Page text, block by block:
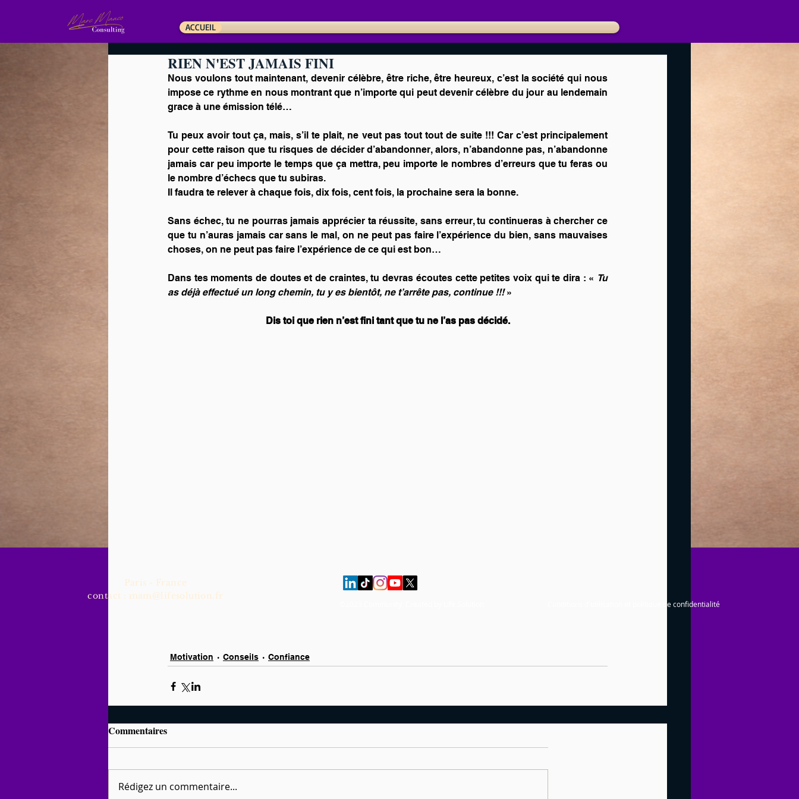
ACCUEIL
RIEN N'EST JAMAIS FINI
Nous voulons tout maintenant, devenir célèbre, être riche, être heureux, c’est la société qui nous
impose ce rythme en nous montrant que n’importe qui peut devenir célèbre du jour au lendemain
grace à une émission télé…
Tu peux avoir tout ça, mais, s’il te plait, ne veut pas tout tout de suite !!! Car c’est principalement
pour cette raison que tu risques de décider d’abandonner, alors, n’abandonne pas, n’abandonne
jamais car peu importe le temps que ça mettra, peu importe le nombres d’erreurs que tu feras ou
le nombre d’échecs que tu subiras.
Il faudra te relever à chaque fois, dix fois, cent fois, la prochaine sera la bonne.
Sans échec, tu ne pourras jamais apprécier ta réussite, sans erreur, tu continueras à chercher ce
que tu n’auras jamais car sans le mal, on ne peut pas faire l’expérience du bien, sans mauvaises
choses, on ne peut pas faire l’expérience de ce qui est bon…
Dans tes moments de doutes et de craintes, tu devras écoutes cette petites voix qui te dira : « Tu
as déjà effectué un long chemin, tu y es bientôt, ne t’arrête pas, continue !!! »
Dis toi que rien n’est fini tant que tu ne l’as pas décidé.
Motivation Conseils Confiance
Commentaires
Rédigez un commentaire...
Paris - France
contact : mam@lifesolution.fr
Conditions d'utilisation et politique de confidentialité